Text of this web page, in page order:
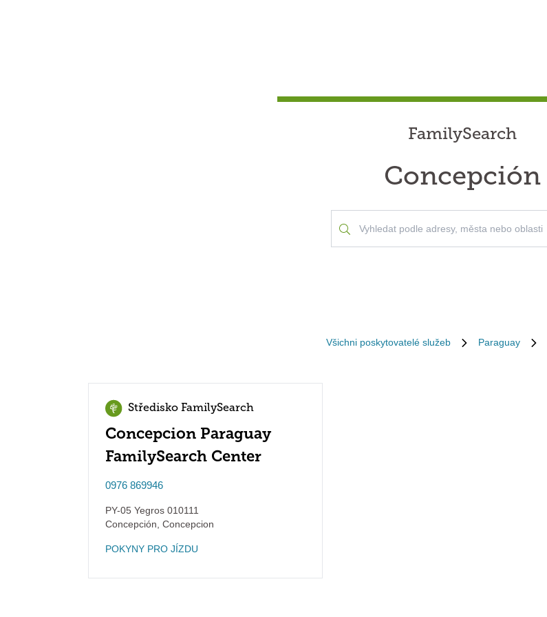
FamilySearch
Concepción
Všichni poskytovatelé služeb Paraguay
Středisko FamilySearch
Concepcion Paraguay
FamilySearch Center
0976 869946
PY-05 Yegros 010111
Concepción Concepcion
POKYNY PRO JÍZDU